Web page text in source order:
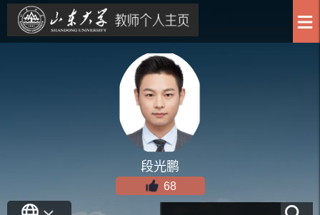
段光鹏
68